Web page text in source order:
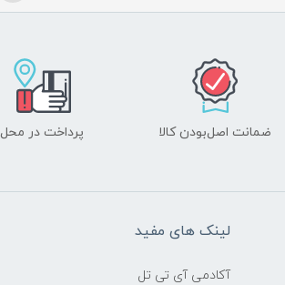
ضمانت اصل‌بودن کالا پرداخت در محل
لینک های مفید
آکادمی آی تی تل